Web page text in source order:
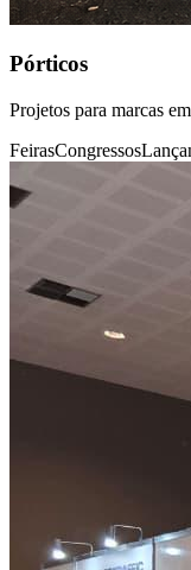
Pórticos
Projetos para marcas
FeirasCongressos